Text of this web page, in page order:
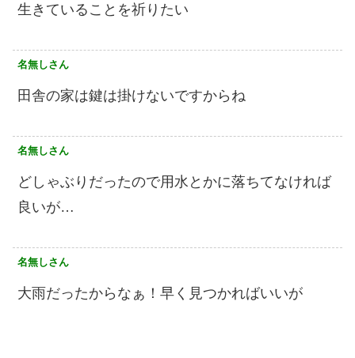
生きていることを祈りたい
名無しさん
田舎の家は鍵は掛けないですからね
名無しさん
どしゃぶりだったので用水とかに落ちてなければ
良いが…
名無しさん
大雨だったからなぁ！早く見つかればいいが